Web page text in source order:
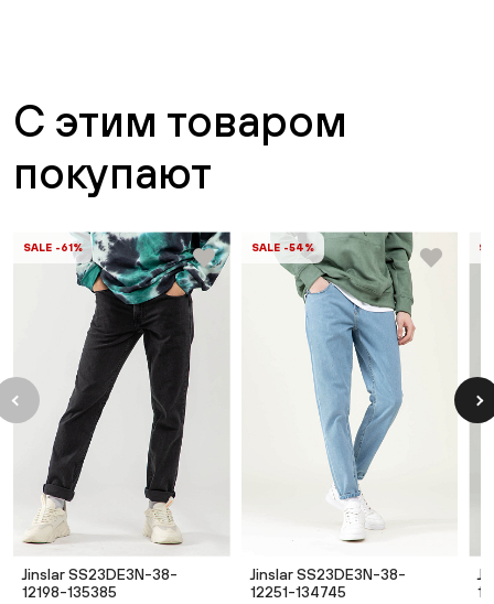
С этим товаром
покупают
SALE -61%
Jinslar SS23DE3N-38-
12198-135385
SALE -54%
Jinslar SS23DE3N-38-
12251-134745